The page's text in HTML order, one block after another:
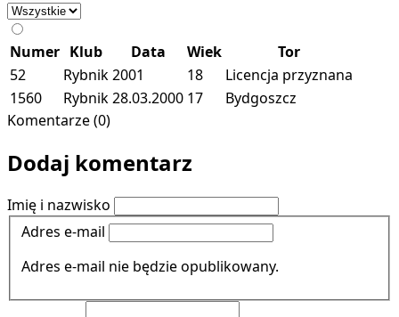
Numer Klub Data Wiek
Tor
52
Rybnik2001 18
Licencja przyznana
1560
Rybnik28.03.2000 17
Bydgoszcz
Komentarze (0)
Dodaj komentarz
Imię i nazwisko
Adres e-mail
Adres e-mail nie będzie opublikowany.